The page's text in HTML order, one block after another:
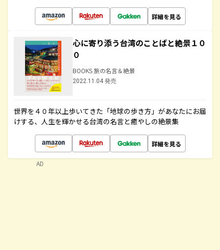
詳細を見る
心に寄り添う台湾のことばと絶景１０
０
BOOKS 旅の名言＆絶景
2022.11.04 発売
世界を４０年以上歩いてきた「地球の歩き方」があなたにお届
けする、人生を輝かせる台湾の名言と癒やしの絶景集
詳細を見る
AD